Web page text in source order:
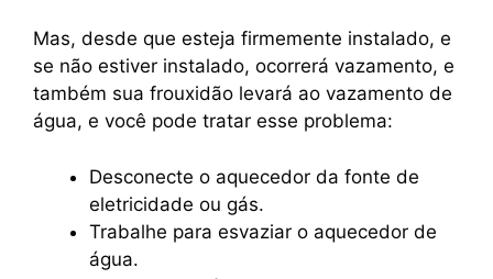
Mas, desde que esteja firmemente instalado, e
se não estiver instalado, ocorrerá vazamento, e
também sua frouxidão levará ao vazamento de
água, e você pode tratar esse problema:
Desconecte o aquecedor da fonte de
eletricidade ou gás.
Trabalhe para esvaziar o aquecedor de
água.